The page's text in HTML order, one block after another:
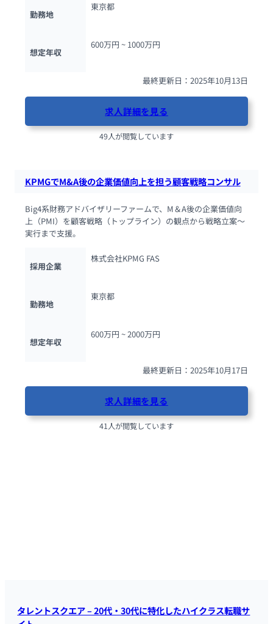
勤務地
東京都
想定年収
600万円 ~ 1000万円
最終更新日：2025年10月13日
求人詳細を見る
49人が閲覧しています
KPMGでM&A後の企業価値向上を担う顧客戦略コンサル
Big4系財務アドバイザリーファームで、M＆A後の企業価値向
上（PMI）を顧客戦略（トップライン）の観点から戦略立案〜
実行まで支援。
採用企業
株式会社KPMG FAS
勤務地
東京都
想定年収
600万円 ~ 2000万円
最終更新日：2025年10月17日
求人詳細を見る
41人が閲覧しています
タレントスクエア – 20代・30代に特化したハイクラス転職サ